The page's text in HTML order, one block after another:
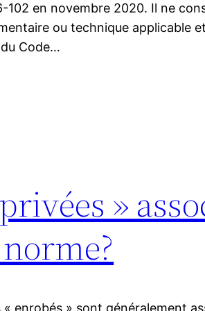
102 en novembre 2020. Il ne
ou technique applicable
Code…
»
enrobés » sont généralement